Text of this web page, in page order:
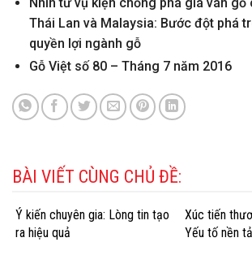
Thái Lan và Malaysia: Bước đột phá
quyền lợi ngành gỗ
Gỗ Việt số 80 – Tháng 7 năm 2016
BÀI VIẾT CÙNG CHỦ ĐỀ:
Ý kiến chuyên gia: Lòng tin tạo
ra hiệu quả
Xúc tiến
Yếu tố nền